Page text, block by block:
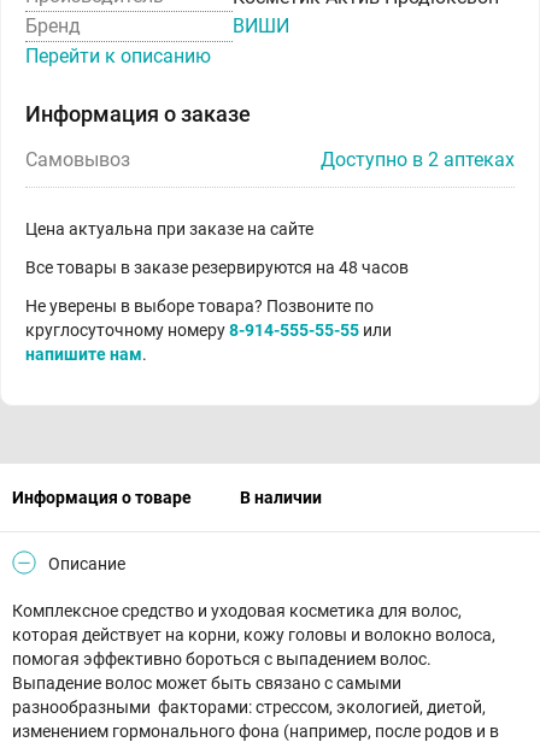
Бренд
ВИШИ
Перейти к описанию
Информация о заказе
Самовывоз Доступно в 2 аптеках
Цена актуальна при заказе на сайте
Все товары в заказе резервируются на 48 часов
Не уверены в выборе товара? Позвоните по
круглосуточному номеру8-914-555-55-55 или
напишите нам.
Информация о товаре В наличии
Описание
Комплексное средство и уходовая косметика для волос,
которая действует на корни, кожу головы и волокно волоса,
помогая эффективно бороться с выпадением волос.
Выпадение волос может быть связано с самыми
разнообразными факторами: стрессом, экологией, диетой,
изменением гормонального фона (например, после родов и в